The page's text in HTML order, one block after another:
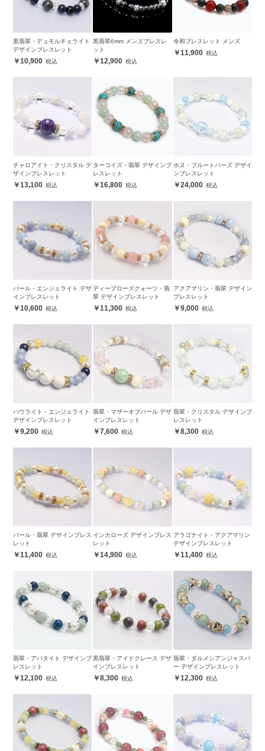
黒翡翠・デュモルチェライト
デザインブレスレット
10,900
黒翡翠6mm メンズブレスレ
ット
12,900
令和ブレスレット メンズ
11,900
チャロアイト・クリスタル デ
ザインブレスレット
13,100
ターコイズ・翡翠 デザインブ
レスレット
16,800
ホヌ・ブルートパーズ デザイ
ンブレスレット
24,000
パール・エンジェライト デザ
インブレスレット
10,600
ディープローズクォーツ・翡
翠 デザインブレスレット
11,300
アクアマリン・翡翠 デザイン
ブレスレット
9,000
ハウライト・エンジェライト
デザインブレスレット
9,200
翡翠・マザーオブパール デザ
インブレスレット
7,600
翡翠・クリスタル デザインブ
レスレット
8,300
パール・翡翠 デザインブレス
レット
11,400
インカローズ デザインブレス
レット
14,900
アラゴナイト・アクアマリン
デザインブレスレット
11,400
翡翠・アパタイト デザインブ
レスレット
12,100
黒翡翠・アイドクレース デザ
インブレスレット
8,300
翡翠・ダルメシアンジャスパ
ー デザインブレスレット
12,300